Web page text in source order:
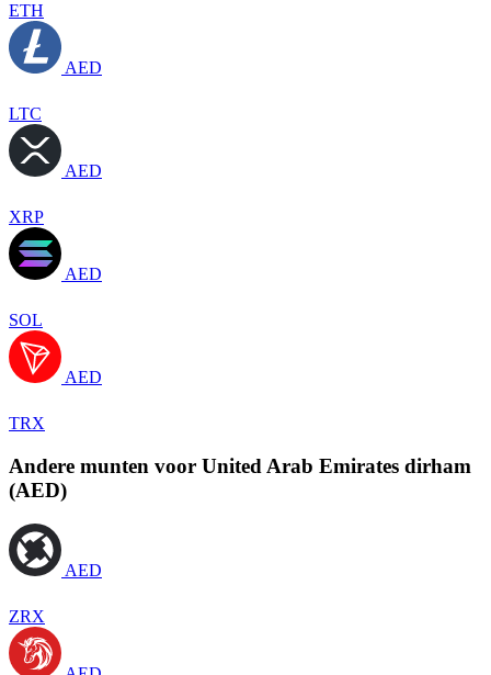
ETH
AED
LTC
AED
XRP
AED
SOL
AED
TRX
Andere munten voor United Arab Emirates dirham
(AED)
AED
ZRX